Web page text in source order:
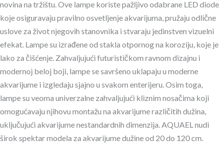
novina na tržištu. Ove lampe koriste pažljivo odabrane LED diode
koje osiguravaju pravilno osvetljenje akvarijuma, pružaju odlične
uslove za život njegovih stanovnika i stvaraju jedinstven vizuelni
efekat. Lampe su izrađene od stakla otpornog na koroziju, koje je
lako za čišćenje. Zahvaljujući futurističkom ravnom dizajnu i
modernoj beloj boji, lampe se savršeno uklapaju u moderne
akvarijume i izgledaju sjajno u svakom enterijeru. Osim toga,
lampe su veoma univerzalne zahvaljujući kliznim nosačima koji
omogućavaju njihovu montažu na akvarijume različitih dužina,
uključujući akvarijume nestandardnih dimenzija. AQUAEL nudi
širok spektar modela za akvarijume dužine od 20 do 120 cm.